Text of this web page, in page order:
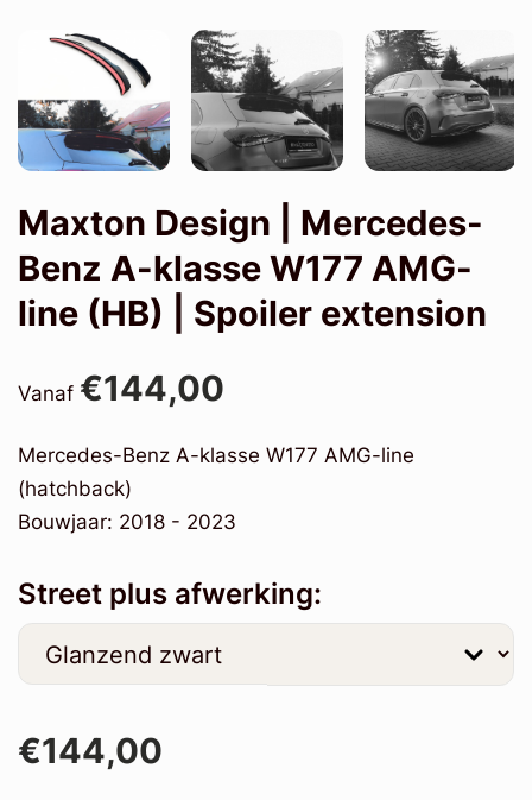
Maxton Design | Mercedes-
Benz A-klasse W177 AMG-
line (HB) | Spoiler extension
Vanaf €144,00
Mercedes-Benz A-klasse W177 AMG-line
(hatchback)
Bouwjaar: 2018 - 2023
Street plus afwerking:
€144,00